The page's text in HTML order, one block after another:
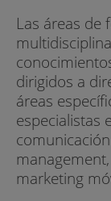
Las áreas de
dirigidos a
áreas
especialistas
marketing